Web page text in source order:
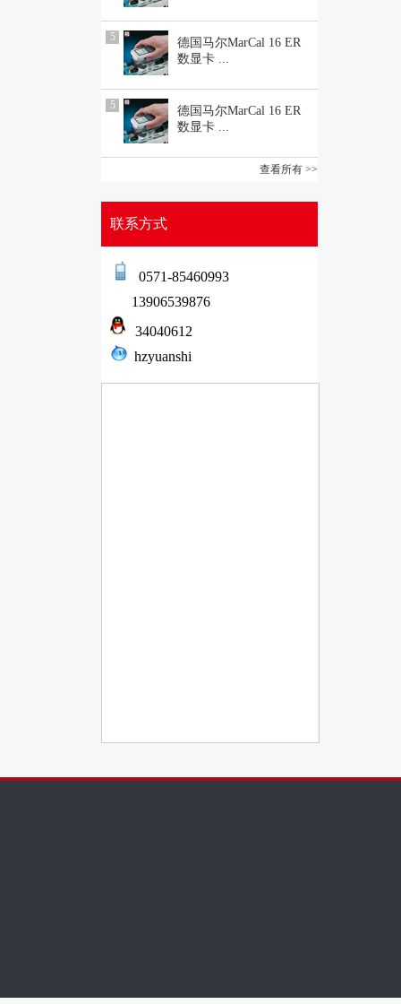
5
德国马尔MarCal 16 ER
数显卡
5
德国马尔MarCal 16 ER
数显卡
查看所有 >>
联系方式
0571-85460993
13906539876
34040612
hzyuanshi